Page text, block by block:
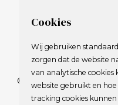
© 2009-2023
Cookies
Wij gebruiken
zorgen dat de website
van analytische cookies
website gebruikt en
tracking cookies